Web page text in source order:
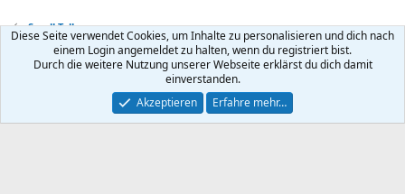
Small Talk
Kontakt Nutzungsbedingungen Datenschutz Hilfe
R
Community platform by XenForo ® © 2010-2026 XenForo Ltd.
Diese Seite verwendet Cookies, um Inhalte zu personalisieren und dich nach
einem Login angemeldet zu halten, wenn du registriert bist.
Durch die weitere Nutzung unserer Webseite erklärst du dich damit
einverstanden.
Akzeptieren
Erfahre mehr…